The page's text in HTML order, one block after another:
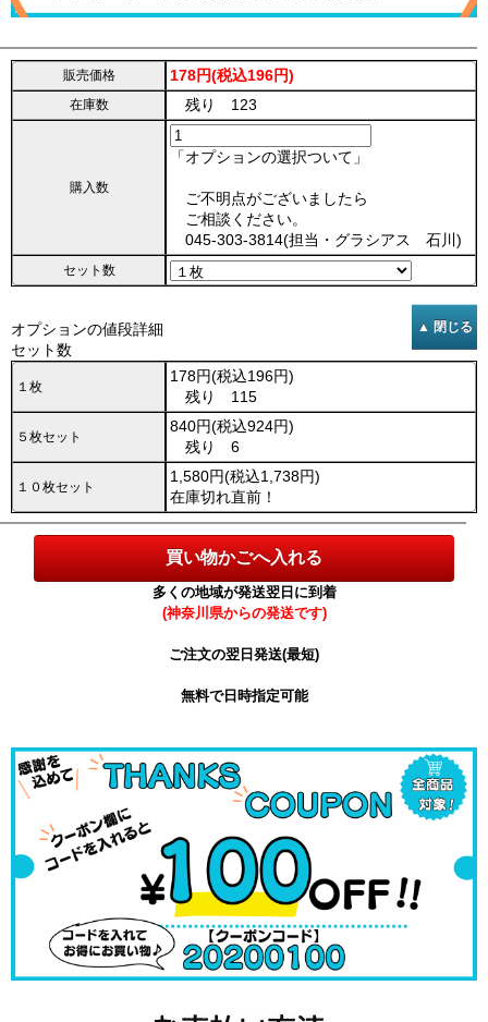
販売価格 178円(税込196円)
在庫数 残り 123
購入数
「オプションの選択ついて」
ご不明点がございましたら
ご相談ください。
045-303-3814(担当・グラシアス 石川)
セット数
オプションの値段詳細
セット数
１枚
178円(税込196円)
残り 115
５枚セット
840円(税込924円)
残り 6
１０枚セット
1,580円(税込1,738円)
在庫切れ直前！
多くの地域が発送翌日に到着
(神奈川県からの発送です)
ご注文の翌日発送(最短)
無料で日時指定可能